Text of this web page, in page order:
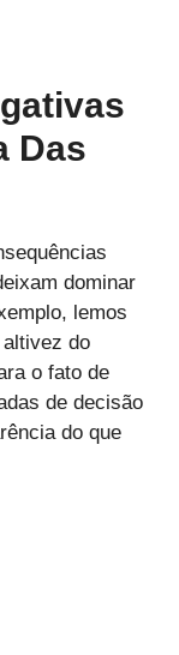
Das
dominar
lemos
do
o fato de
de decisão
do que